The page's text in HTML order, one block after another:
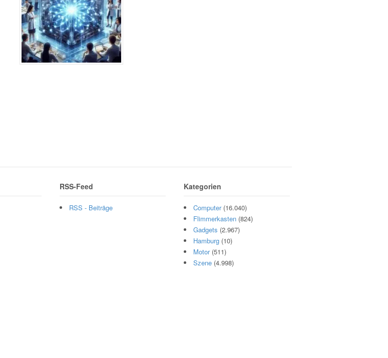
RSS-Feed
RSS - Beiträge
Kategorien
Computer(16.040)
Flimmerkasten (824)
Gadgets (2.967)
Hamburg (10)
Motor(511)
Szene (4.998)